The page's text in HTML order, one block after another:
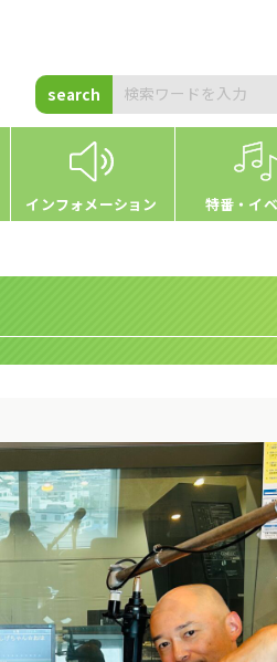
search
インフォメーション 特番・イ